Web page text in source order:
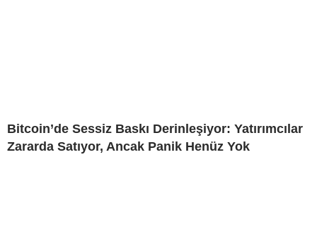
Bitcoin’de Sessiz Baskı Derinleşiyor: Yatırımcılar
Zararda Satıyor, Ancak Panik Henüz Yok